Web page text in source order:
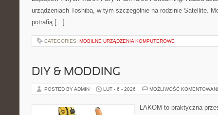
urządzeniach Toshiba, w tym szczególnie na rodzinie Satellite.
potrafią […]
CATEGORIES: MOBILNE URZĄDZENIA KOMPUTEROWE
DIY & MODDING
POSTED BY ADMIN LUT - 6 - 2026 MOŻLIWOŚĆ
LAKOM to praktyczna